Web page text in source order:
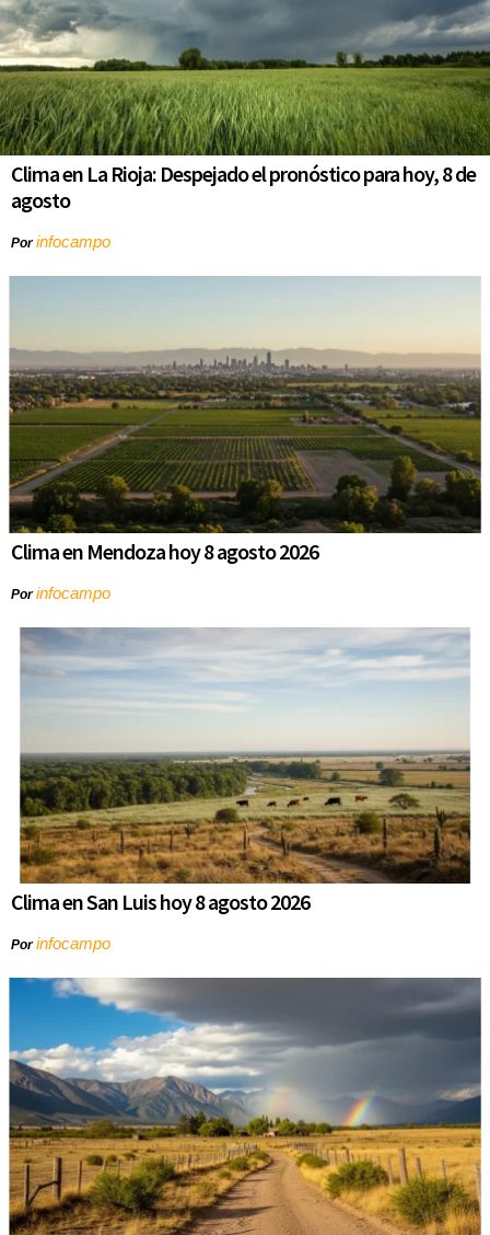
Clima en La Rioja: Despejado el pronóstico para hoy, 8 de
agosto
Porinfocampo
Clima en Mendoza hoy 8 agosto 2026
Porinfocampo
Clima en San Luis hoy 8 agosto 2026
Porinfocampo